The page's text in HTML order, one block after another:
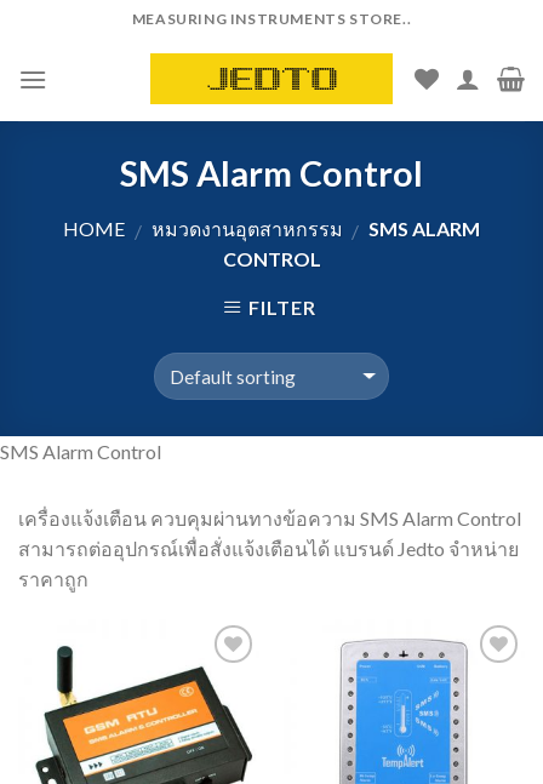
content
MEASURING INSTRUMENTS STORE..
SMS Alarm Control
HOME / หมวดงานอุตสาหกรรม / SMS ALARM
CONTROL
FILTER
SMS Alarm Control
เครื่องแจ้งเตือน ควบคุมผ่านทางข้อความ SMS Alarm Control
สามารถต่ออุปกรณ์เพื่อสั่งแจ้งเตือนได้ แบรนด์ Jedto จำหน่าย
ราคาถูก
Add to
Wishlist